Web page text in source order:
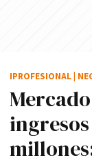
IPROFESIONAL